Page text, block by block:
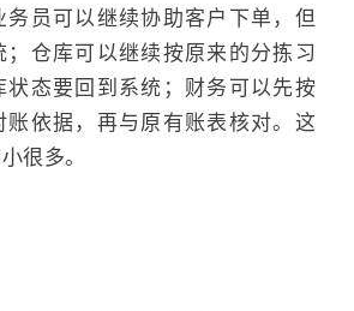
务员可以继续协助客户下单，但
；仓库可以继续按原来的分拣习
状态要回到系统；财务可以先按
账依据，再与原有账表核对。这
很多。